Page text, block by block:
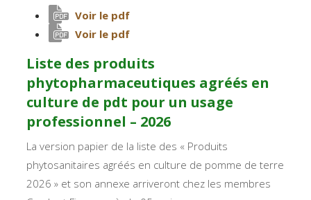
Voir le pdf
Voir le pdf
Liste des produits
phytopharmaceutiques agréés en
culture de pdt pour un usage
professionnel – 2026
La version papier de la liste des « Produits
phytosanitaires agréés en culture de pomme de terre
2026 » et son annexe arriveront chez les membres